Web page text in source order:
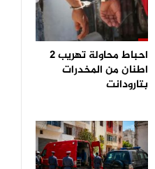
احباط محاولة تهريب 2
اطنان من المخدرات
بتارودانت